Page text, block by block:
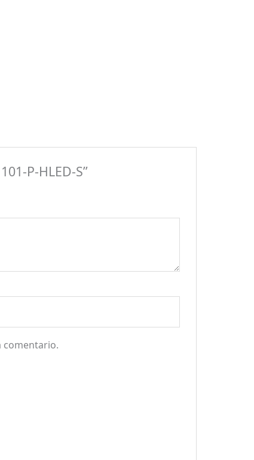
P-HLED-S”
comentario.